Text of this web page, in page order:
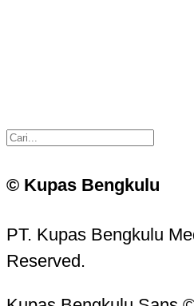
© Kupas Bengkulu
PT. Kupas Bengkulu
Reserved.